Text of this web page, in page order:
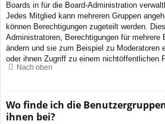
Boards in für die Board-Administration
Jedes Mitglied kann mehreren Gruppen
können Berechtigungen zugeteilt werden.
Administratoren, Berechtigungen für mehrere
ändern und sie zum Beispiel zu Moderatoren
oder ihnen Zugriff zu einem nichtöffentlichen
Nach oben
Wo finde ich die
ihnen bei?